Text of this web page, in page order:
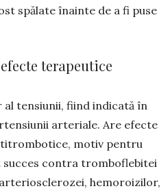
spălate înainte de a fi puse
terapeutice
ten­siu­nii, fiind indicată în
arte­riale. Are efecte
motiv pentru
succes contra tromboflebitei
hemoroi­zilor,